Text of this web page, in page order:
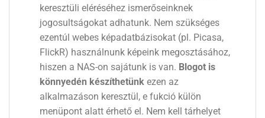
keresztüli eléréséhez ismerőseinknek
jogosultságokat adhatunk. Nem szükséges
ezentúl webes képadatbázisokat (pl. Picasa,
FlickR) használnunk képeink megosztásához,
hiszen a NAS-on sajátunk is van. Blogot is
könnyedén készíthetünkezen az
alkalmazáson keresztül, e fukció külön
menüpont alatt érhető el. Nem kell tárhelyet